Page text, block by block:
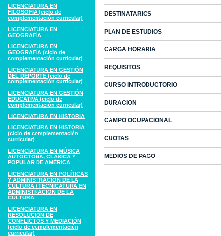
LICENCIATURA EN
FILOSOFÍA (ciclo de
complementación curricular)
LICENCIATURA EN
GEOGRAFÍA
LICENCIATURA EN
GEOGRAFÍA (ciclo de
complementación curricular)
LICENCIATURA EN GESTIÓN
DEL DEPORTE (ciclo de
complementación curricular)
LICENCIATURA EN GESTIÓN
EDUCATIVA (ciclo de
complementación curricular)
LICENCIATURA EN HISTORIA
LICENCIATURA EN HISTORIA
(ciclo de complementación
curricular)
LICENCIATURA EN MÚSICA
AUTÓCTONA, CLÁSICA Y
POPULAR DE AMÉRICA
LICENCIATURA EN POLÍTICAS
Y ADMINISTRACIÓN DE LA
CULTURA / TECNICATURA EN
ADMINISTRACIÓN DE LA
CULTURA
LICENCIATURA EN
RESOLUCIÓN DE
CONFLICTOS Y MEDIACIÓN
(ciclo de complementación
curricular)
DESTINATARIOS
PLAN DE ESTUDIOS
CARGA HORARIA
REQUISITOS
CURSO INTRODUCTORIO
DURACION
CAMPO OCUPACIONAL
CUOTAS
MEDIOS DE PAGO